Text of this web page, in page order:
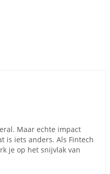
Maar echte impact
is iets anders. Als Fintech
je op het snijvlak van